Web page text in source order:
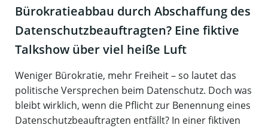
Büro­kra­tie­ab­bau durch Abschaf­fung des
Daten­schutz­be­auf­trag­ten? Eine fik­ti­ve
Talk­show über viel hei­ße Luft
Weniger Bürokratie, mehr Freiheit – so lautet das
politische Versprechen beim Datenschutz. Doch was
bleibt wirklich, wenn die Pflicht zur Benennung eines
Datenschutzbeauftragten entfällt? In einer fiktiven